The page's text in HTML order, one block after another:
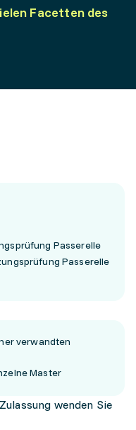
Facetten des
Passerelle
Passerelle
verwandten
Master
wenden Sie